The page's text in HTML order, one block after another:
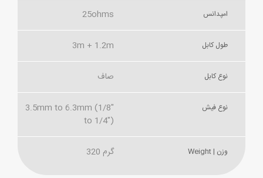
امپدانس 25ohms
طول کابل 3m + 1.2m
نوع کابل صاف
نوع فیش
3.5mm to 6.3mm (1/8"
to 1/4")
وزن | Weight 320 گرم